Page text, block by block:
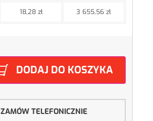
18,28 zł 3 655,56 zł
DODAJ DO KOSZYKA
ZAMÓW TELEFONICZNIE